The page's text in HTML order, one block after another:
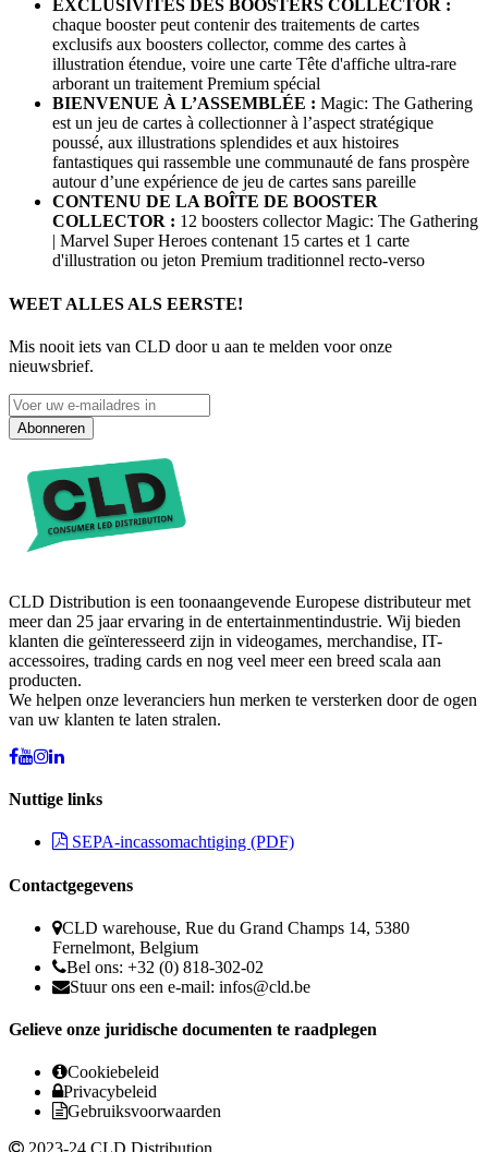
EXCLUSIVITÉS DES BOOSTERS COLLECTOR :
chaque booster peut contenir des traitements de cartes
exclusifs aux boosters collector, comme des cartes à
illustration étendue, voire une carte Tête d'affiche ultra-rare
arborant un traitement Premium spécial
BIENVENUE À L’ASSEMBLÉE : Magic: The Gathering
est un jeu de cartes à collectionner à l’aspect stratégique
poussé, aux illustrations splendides et aux histoires
fantastiques qui rassemble une communauté de fans prospère
autour d’une expérience de jeu de cartes sans pareille
CONTENU DE LA BOÎTE DE BOOSTER
COLLECTOR : 12 boosters collector Magic: The Gathering
| Marvel Super Heroes contenant 15 cartes et 1 carte
d'illustration ou jeton Premium traditionnel recto-verso
WEET ALLES ALS EERSTE!
Mis nooit iets van CLD door u aan te melden voor onze
nieuwsbrief.
Abonneren
CLD Distribution is een toonaangevende Europese distributeur met
meer dan 25 jaar ervaring in de entertainmentindustrie. Wij bieden
klanten die geïnteresseerd zijn in videogames, merchandise, IT-
accessoires, trading cards en nog veel meer een breed scala aan
producten.
We helpen onze leveranciers hun merken te versterken door de ogen
van uw klanten te laten stralen.
Nuttige links
SEPA-incassomachtiging (PDF)
Contactgegevens
CLD warehouse, Rue du Grand Champs 14, 5380
Fernelmont, Belgium
Bel ons: +32 (0) 818-302-02
Stuur ons een e-mail: infos@cld.be
Gelieve onze juridische documenten te raadplegen
Cookiebeleid
Privacybeleid
Gebruiksvoorwaarden